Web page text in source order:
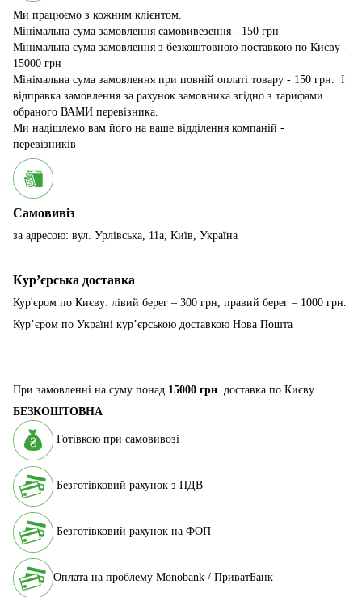
Ми працюємо з кожним клієнтом.
Мінімальна сума замовлення самовивезення - 150 грн
Мінімальна сума замовлення з безкоштовною поставкою по Києву -
15000 грн
Мінімальна сума замовлення при повній оплаті товару - 150 грн. І
відправка замовлення за рахунок замовника згідно з тарифами
обраного ВАМИ перевізника.
Ми надішлемо вам його на ваше відділення компаній -
перевізників
Самовивіз
за адресою: вул. Урлівська, 11а, Київ, Україна
Курʼєрська доставка
Кур'єром по Києву: лівий берег – 300 грн, правий берег – 1000 грн.
Курʼєром по Україні курʼєрською доставкою Нова Пошта
При замовленні на суму понад 15000 грн доставка по Києву
БЕЗКОШТОВНА
Готівкою при самовивозі
Безготівковий рахунок з ПДВ
Безготівковий рахунок на ФОП
Оплата на проблему Monobank / ПриватБанк